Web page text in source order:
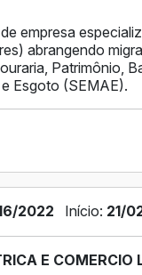
empresa
abrangendo
Patrimônio,
Esgoto (SEMAE).
2022 Início: 21/
E